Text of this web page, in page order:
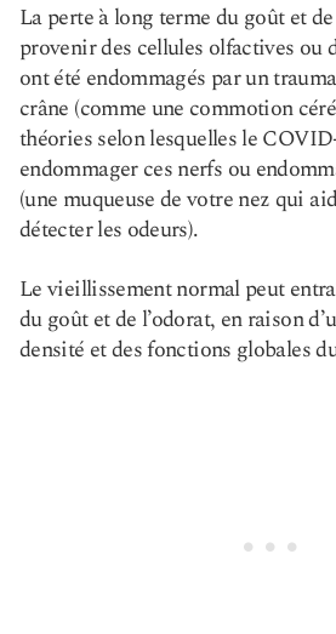
La perte à long terme du goût et
provenir des cellules olfactives ou
ont été endommagés par un
crâne (comme une commotion
théories selon lesquelles le
endommager ces nerfs ou
(une muqueuse de votre nez qui
détecter les odeurs).
Le vieillissement normal peut
du goût et de l’odorat, en raison
densité et des fonctions globales